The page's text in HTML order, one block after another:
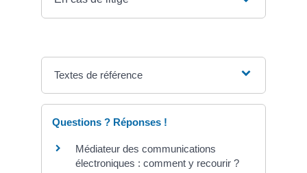
Textes de référence
Questions ? Réponses !
Médiateur des communications
électroniques : comment y recourir ?